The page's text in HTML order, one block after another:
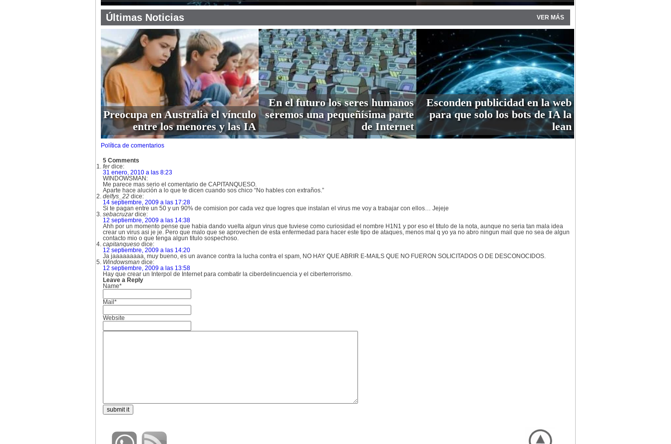
Últimas Noticias VER MÁS
Preocupa en Australia el vínculo
entre los menores y las IA
En el futuro los seres humanos
seremos una pequeñísima parte
de Internet
Esconden publicidad en la web
para que solo los bots de IA la
lean
Política de comentarios
5 Comments
fer dice:
31 enero, 2010 a las 8:23
WINDOWSMAN:
Me parece mas serio el comentario de CAPITANQUESO.
Aparte hace alución a lo que te dicen cuando sos chico “No hables con extraños.”
delfys_22 dice:
14 septiembre, 2009 a las 17:28
Si te pagan entre un 50 y un 90% de comision por cada vez que logres que instalan el virus me voy a trabajar con ellos… Jejeje
sebacruzar dice:
12 septiembre, 2009 a las 14:38
Ahh por un momento pense que habia dando vuelta algun virus que tuviese como curiosidad el nombre H1N1 y por eso el titulo de la nota, aunque no seria tan mala idea
crear un virus asi je je. Pero que malo que se aprovechen de esta enfermedad para hacer este tipo de ataques, menos mal q yo ya no abro ningun mail que no sea de algun
contacto mio o que tenga algun titulo sospechoso.
capitanqueso dice:
12 septiembre, 2009 a las 14:20
Ja jaaaaaaaaa, muy bueno, es un avance contra la lucha contra el spam, NO HAY QUE ABRIR E-MAILS QUE NO FUERON SOLICITADOS O DE DESCONOCIDOS.
Windowsman dice:
12 septiembre, 2009 a las 13:58
Hay que crear un Interpol de Internet para combatir la ciberdelincuencia y el ciberterrorismo.
Leave a Reply
Name*
Mail*
Website